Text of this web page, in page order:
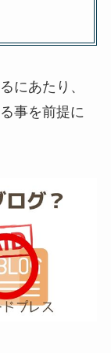
にあたり、
事を前提に